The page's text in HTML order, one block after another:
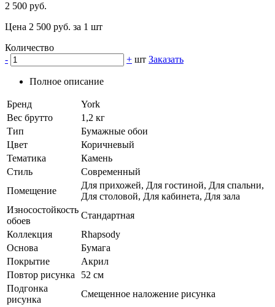
2 500 руб.
Цена 2 500 руб. за 1 шт
Количество
-
+ шт Заказать
Полное описание
Бренд
York
Вес брутто
1,2 кг
Тип
Бумажные обои
Цвет
Коричневый
Тематика
Камень
Стиль
Современный
Помещение
Для прихожей, Для гостиной, Для спальни,
Для столовой, Для кабинета, Для зала
Износостойкость
обоев
Стандартная
Коллекция
Rhapsody
Основа
Бумага
Покрытие
Акрил
Повтор рисунка
52 см
Подгонка
рисунка
Смещенное наложение рисунка